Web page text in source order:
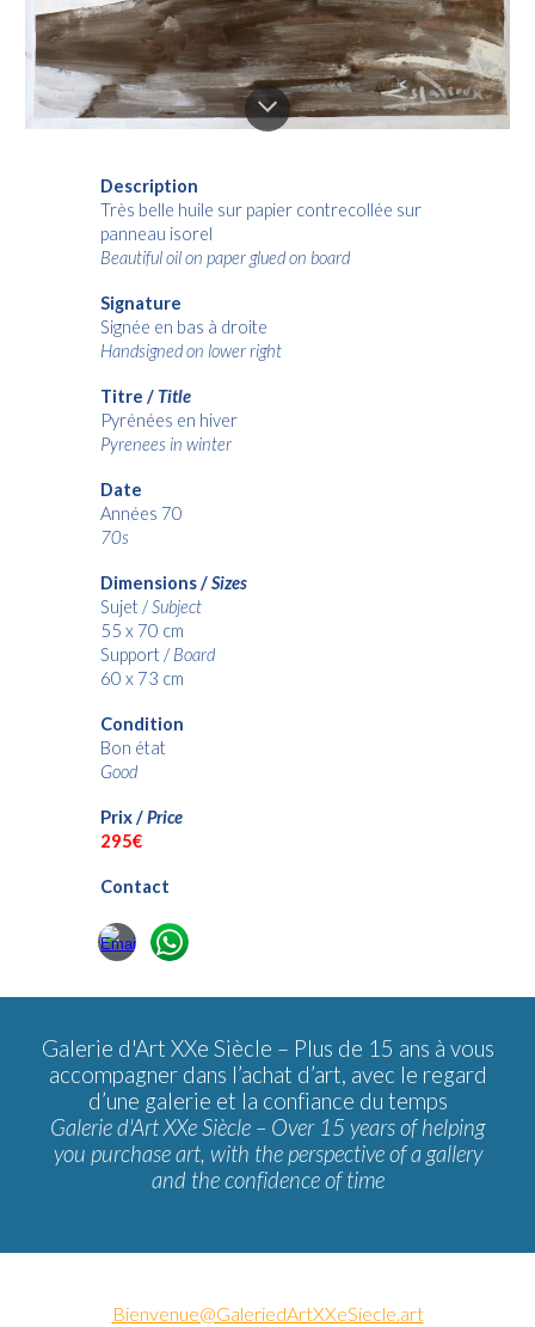
Description
Très belle huile sur papier contrecollée sur
panneau isorel
Beautiful oil on paper glued on board
Signature
Signée en bas à droite
Handsigned on lower right
Titre / Title
Pyrénées en hiver
Pyrenees in winter
Date
Années 70
70s
Dimensions /Sizes
Sujet /Subject
55 x 70 cm
Support / Board
60 x 73 cm
Condition
Bon état
Good
Prix /Price
295€
Contact
Galerie d'Art XXe Siècle – Plus de 15 ans à vous
accompagner dans l’achat d’art, avec le regard
d’une galerie et la confiance du temps
Galerie d'Art XXe Siècle – Over 15 years of helping
you purchase art, with the perspective of a gallery
and the confidence of time
Bienvenue@GaleriedArtXXeSiecle.art